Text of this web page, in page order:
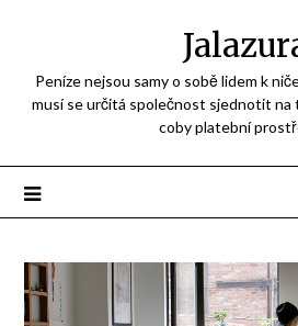
Peníze nejsou samy o sobě lidem k
musí se určitá společnost sjednotit na
coby platební